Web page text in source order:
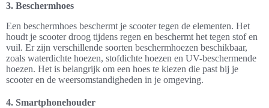
3. Beschermhoes
Een beschermhoes beschermt je scooter tegen de elementen. Het
houdt je scooter droog tijdens regen en beschermt het tegen stof en
vuil. Er zijn verschillende soorten beschermhoezen beschikbaar,
zoals waterdichte hoezen, stofdichte hoezen en UV-beschermende
hoezen. Het is belangrijk om een hoes te kiezen die past bij je
scooter en de weersomstandigheden in je omgeving.
4. Smartphonehouder